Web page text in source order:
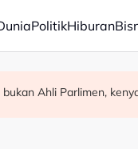
PolitikHiburan
sesi libat urus bincang
lawatan kerja ke
Ahli Parlimen,